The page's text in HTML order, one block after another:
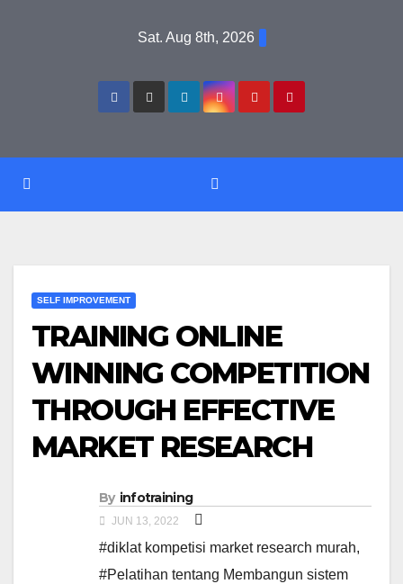
Sat. Aug 8th, 2026
SELF IMPROVEMENT
TRAINING ONLINE
WINNING COMPETITION
THROUGH EFFECTIVE
MARKET RESEARCH
By infotraining
JUN 13, 2022
#diklat kompetisi market research murah,
#Pelatihan tentang Membangun sistem